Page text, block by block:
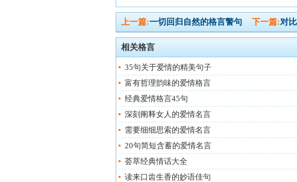
上一篇:一切回归自然的格言警句 下一篇:对
相关格言
35句关于爱情的精美句子
富有哲理韵味的爱情格言
经典爱情格言45句
深刻阐释女人的爱情名言
需要细细思索的爱情名言
20句简短含蓄的爱情名言
荟萃经典情话大全
读来口齿生香的妙语佳句